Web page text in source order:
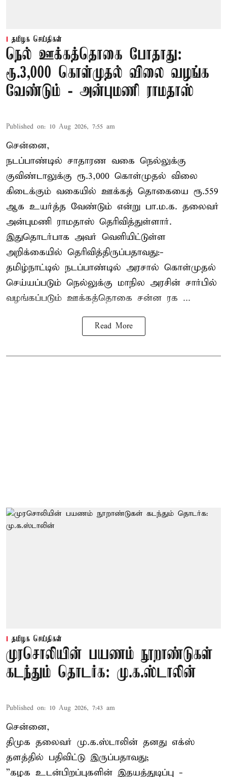
தமிழக செய்திகள்
நெல் ஊக்கத்தொகை போதாது:
ரூ.3,000 கொள்முதல் விலை வழங்க
வேண்டும் - அன்புமணி ராமதாஸ்
Published on: 10 Aug 2026, 7:55 am
சென்னை,
நடப்பாண்டில் சாதாரண வகை நெல்லுக்கு
குவிண்டாலுக்கு ரூ.3,000 கொள்முதல் விலை
கிடைக்கும் வகையில் ஊக்கத் தொகையை ரூ.559
ஆக உயர்த்த வேண்டும் என்று பா.ம.க. தலைவர்
அன்புமணி ராமதாஸ் தெரிவித்துள்ளார்.
இதுதொடர்பாக அவர் வெளியிட்டுள்ள
அறிக்கையில் தெரிவித்திருப்பதாவது:-
தமிழ்நாட்டில் நடப்பாண்டில் அரசால் கொள்முதல்
செய்யப்படும் நெல்லுக்கு மாநில அரசின் சார்பில்
வழங்கப்படும் ஊக்கத்தொகை சன்ன ரக ...
Read More
தமிழக செய்திகள்
முரசொலியின் பயணம் நூறாண்டுகள்
கடந்தும் தொடர்க: மு.க.ஸ்டாலின்
Published on: 10 Aug 2026, 7:43 am
சென்னை,
திமுக தலைவர் மு.க.ஸ்டாலின் தனது எக்ஸ்
தளத்தில் பதிவிட்டு இருப்பதாவது;
”கழக உடன்பிறப்புகளின் இதயத்துடிப்பு -